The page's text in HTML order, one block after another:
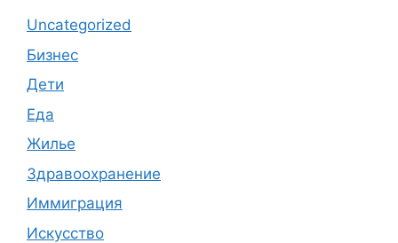
Uncategorized
Бизнес
Дети
Еда
Жилье
Здравоохранение
Иммиграция
Искусство